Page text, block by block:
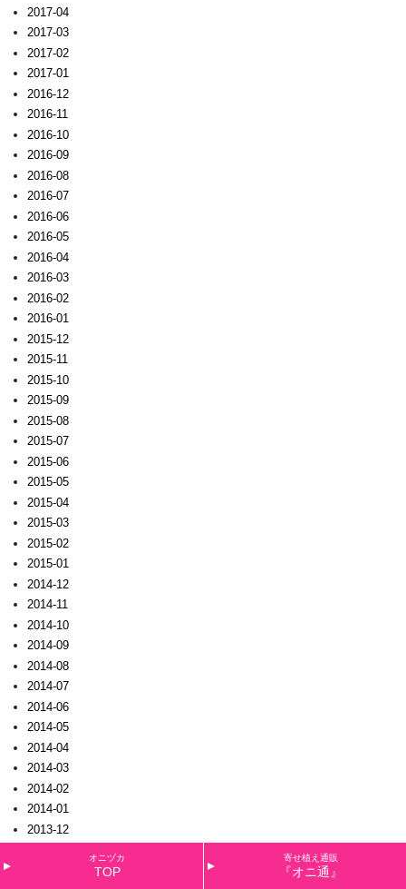
2017-04
2017-03
2017-02
2017-01
2016-12
2016-11
2016-10
2016-09
2016-08
2016-07
2016-06
2016-05
2016-04
2016-03
2016-02
2016-01
2015-12
2015-11
2015-10
2015-09
2015-08
2015-07
2015-06
2015-05
2015-04
2015-03
2015-02
2015-01
2014-12
2014-11
2014-10
2014-09
2014-08
2014-07
2014-06
2014-05
2014-04
2014-03
2014-02
2014-01
2013-12
オニヅカ
TOP
寄せ植え通販
『オニ通』